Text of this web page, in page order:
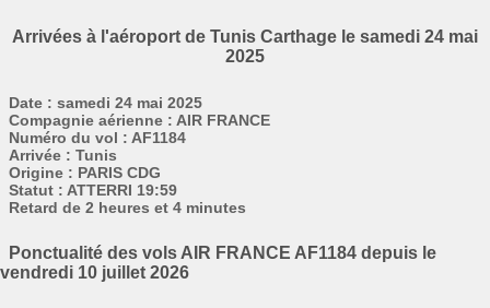
Arrivées à l'aéroport de Tunis Carthage le samedi 24 mai
2025
Date : samedi 24 mai 2025
Compagnie aérienne : AIR FRANCE
Numéro du vol : AF1184
Arrivée : Tunis
Origine : PARIS CDG
Statut : ATTERRI 19:59
Retard de 2 heures et 4 minutes
Ponctualité des vols AIR FRANCE AF1184 depuis le
vendredi 10 juillet 2026